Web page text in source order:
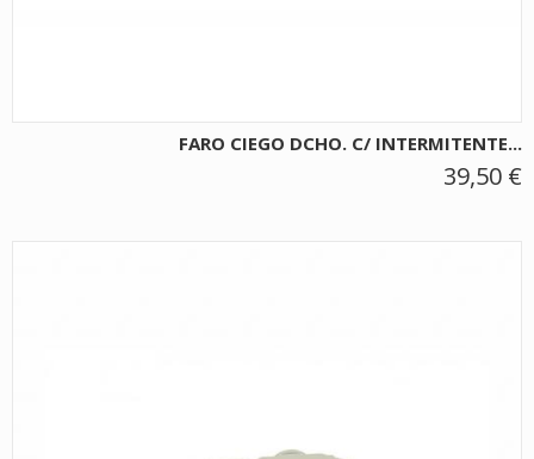
FARO CIEGO DCHO. C/ INTERMITENTE...
39,50 €